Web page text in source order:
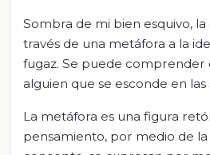
Sombra de mi bien esquivo,
través de una metáfora a la
fugaz. Se puede comprender
alguien que se esconde en las
La metáfora es una figura
pensamiento, por medio de